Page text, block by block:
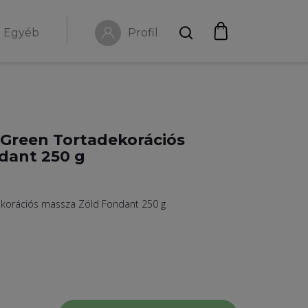
Egyéb Profil
Tortadekorációs
250 g
massza Zöld Fondant 250 g